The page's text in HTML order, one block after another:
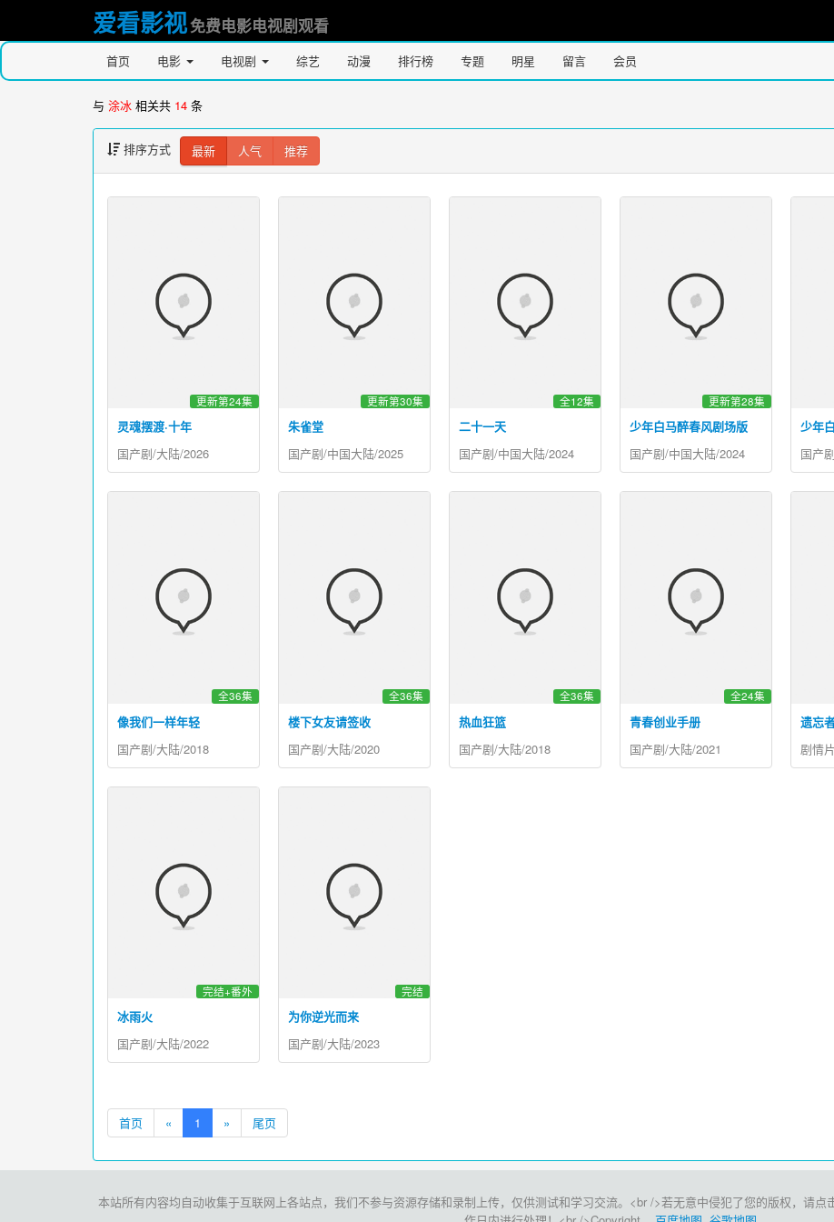
爱看影视免费电影电视剧观看
首页 电影 电视剧 综艺 动漫 排行榜 专题 明星 留言 会员
与 涂冰 相关共 14 条
排序方式 最新 人气 推荐
灵魂摆渡·十年
更新第24集
国产剧/大陆/2026
朱雀堂
更新第30集
国产剧/中国大陆/2025
二十一天
全12集
国产剧/中国大陆/2024
少年白马醉春风剧场版
更新第28集
国产剧/中国大陆/2024
少年
国产
像我们一样年轻
全36集
国产剧/大陆/2018
楼下女友请签收
全36集
国产剧/大陆/2020
热血狂篮
全36集
国产剧/大陆/2018
青春创业手册
全24集
国产剧/大陆/2021
遗忘
剧情
冰雨火
完结+番外
国产剧/大陆/2022
为你逆光而来
完结
国产剧/大陆/2023
首页 « 1 » 尾页
本站所有内容均自动收集于互联网上各站点，我们不参与资源存储和录制上传，仅供测试和学习交流。<br />若无意中侵犯了您的版权，请